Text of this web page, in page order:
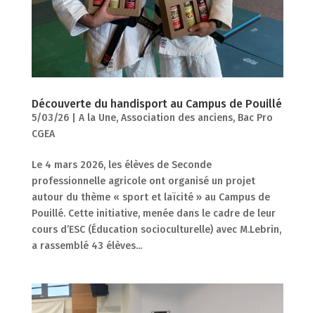
Découverte du handisport au Campus de Pouillé
5/03/26| A la Une, Association des anciens, Bac Pro
CGEA
Le 4 mars 2026, les élèves de Seconde
professionnelle agricole ont organisé un projet
autour du thème « sport et laïcité » au Campus de
Pouillé. Cette initiative, menée dans le cadre de leur
cours d’ESC (Éducation socioculturelle) avec M.Lebrin,
a rassemblé 43 élèves...